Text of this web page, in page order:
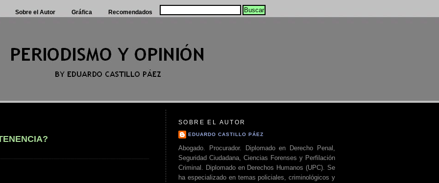
Sobre el Autor Gráfica Recomendados
SOBRE EL AUTOR
EDUARDO CASTILLO PÁEZ
Abogado. Procurador. Diplomado en Derecho Penal,
Seguridad Ciudadana, Ciencias Forenses y Perfilación
Criminal. Diplomado en Derechos Humanos (UPC). Se
ha especializado en temas policiales, criminológicos y